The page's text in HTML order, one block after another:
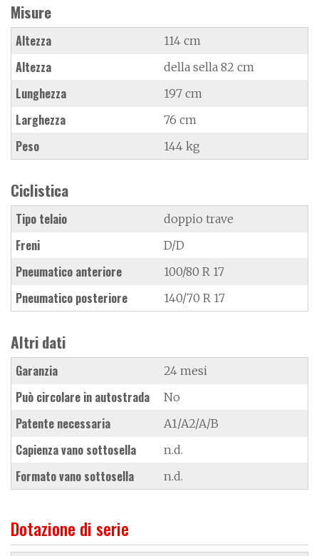
Misure
Altezza 114 cm
Altezza della sella 82 cm
Lunghezza 197 cm
Larghezza 76 cm
Peso 144 kg
Ciclistica
Tipo telaio doppio trave
Freni D/D
Pneumatico anteriore 100/80 R 17
Pneumatico posteriore 140/70 R 17
Altri dati
Garanzia 24 mesi
Può circolare in autostrada No
Patente necessaria A1/A2/A/B
Capienza vano sottosella n.d.
Formato vano sottosella n.d.
Dotazione di serie